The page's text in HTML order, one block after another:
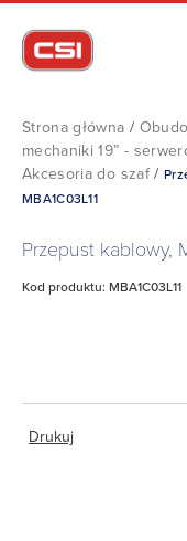
Strona główna /
mechaniki 19” -
Akcesoria do szaf/
MBA1C03L11
Przepust kablowy,
Kod produktu: MBA1C03L11
Drukuj